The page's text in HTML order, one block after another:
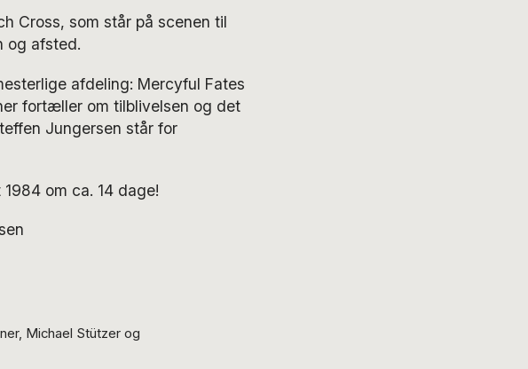
Cross, som står på scenen til
og afsted.
afdeling: Mercyful Fates
fortæller om tilblivelsen og det
Jungersen står for
om ca. 14 dage!
Michael Stützer og